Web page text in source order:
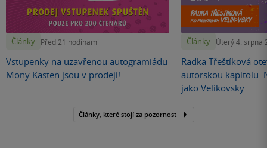
Články Před 21 hodinami
Vstupenky na uzavřenou autogramiádu
Mony Kasten jsou v prodeji!
Články Úterý 4. srpna
Radka Třeštíková
autorskou kapitolu.
jako Velikovsky
Články, které stojí za pozornost